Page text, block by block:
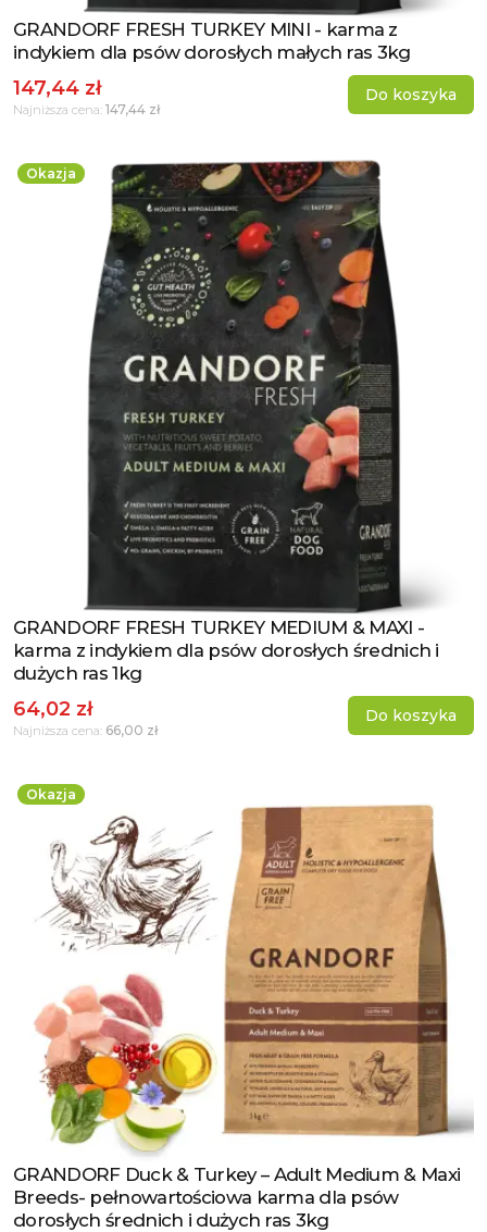
Zobacz produkt
GRANDORF FRESH TURKEY MINI - karma z
indykiem dla psów dorosłych małych ras 3kg
147,44 zł
Najniższa cena: 147,44 zł
Do koszyka
Okazja
Zobacz produkt
GRANDORF FRESH TURKEY MEDIUM & MAXI -
karma z indykiem dla psów dorosłych średnich i
dużych ras 1kg
64,02 zł
Najniższa cena: 66,00 zł
Do koszyka
Okazja
Zobacz produkt
GRANDORF Duck & Turkey – Adult Medium & Maxi
Breeds- pełnowartościowa karma dla psów
dorosłych średnich i dużych ras 3kg